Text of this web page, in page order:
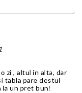
zi , altul in alta, dar
tabla pare destul
la un pret bun!